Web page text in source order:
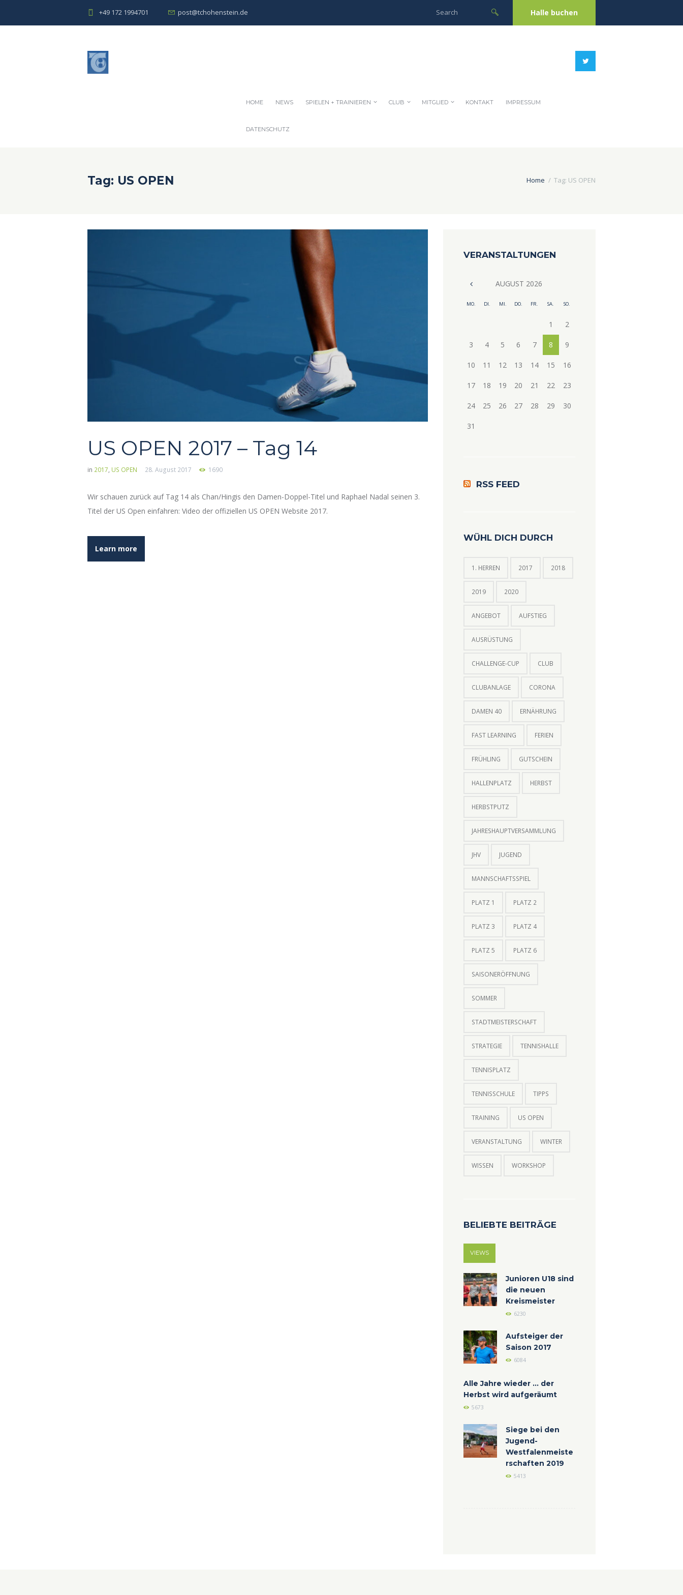
+49 172 1994701 post@tchohenstein.de Halle buchen
HOME NEWS SPIELEN + TRAINIEREN CLUB MITGLIED KONTAKT IMPRESSUM
DATENSCHUTZ
Tag: US OPEN Home Tag: US OPEN
US OPEN 2017 – Tag 14
in 2017, US OPEN 28. August 2017 1690
Wir schauen zurück auf Tag 14 als Chan/Hingis den Damen-Doppel-Titel und Raphael Nadal seinen 3.
Titel der US Open einfahren: Video der offiziellen US OPEN Website 2017.
Learn more
VERANSTALTUNGEN
AUGUST 2026
MO. DI. MI. DO. FR. SA. SO.
1 2
3 4 5 6 7 8 9
10 11 12 13 14 15 16
17 18 19 20 21 22 23
24 25 26 27 28 29 30
31
RSS FEED
WÜHL DICH DURCH
1. HERREN 2017 2018
2019 2020
ANGEBOT AUFSTIEG
AUSRÜSTUNG
CHALLENGE-CUP CLUB
CLUBANLAGE CORONA
DAMEN 40 ERNÄHRUNG
FAST LEARNING FERIEN
FRÜHLING GUTSCHEIN
HALLENPLATZ HERBST
HERBSTPUTZ
JAHRESHAUPTVERSAMMLUNG
JHV JUGEND
MANNSCHAFTSSPIEL
PLATZ 1 PLATZ 2
PLATZ 3 PLATZ 4
PLATZ 5 PLATZ 6
SAISONERÖFFNUNG
SOMMER
STADTMEISTERSCHAFT
STRATEGIE TENNISHALLE
TENNISPLATZ
TENNISSCHULE TIPPS
TRAINING US OPEN
VERANSTALTUNG WINTER
WISSEN WORKSHOP
BELIEBTE BEITRÄGE
VIEWS
Junioren U18 sind
die neuen
Kreismeister
6230
Aufsteiger der
Saison 2017
6084
Alle Jahre wieder ... der
Herbst wird aufgeräumt
5673
Siege bei den
Jugend-
Westfalenmeiste
rschaften 2019
5413